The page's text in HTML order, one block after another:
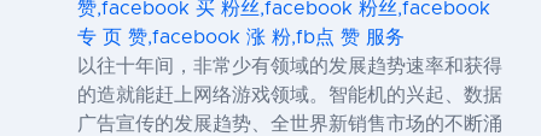
赞,facebook 买 粉丝,facebook 粉丝,facebook
专 页 赞,facebook 涨 粉,fb点 赞 服务
以往十年间，非常少有领域的发展趋势速率和获得
的造就能赶上网络游戏领域。智能机的兴起、数据
广告宣传的发展趋势、全世界新销售市场的不断涌